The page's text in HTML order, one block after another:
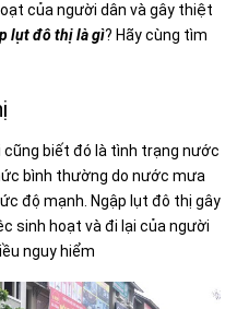
của người dân và gây thiệt
lụt đô thị là gì? Hãy cùng tìm
cũng biết đó là tình trạng nước
bình thường do nước mưa
độ mạnh. Ngập lụt đô thị gây
sinh hoạt và đi lại của người
nguy hiểm